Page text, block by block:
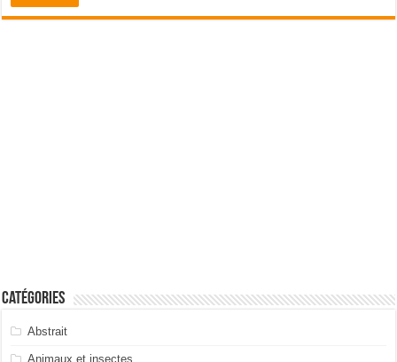
Catégories
Abstrait
Animaux et insectes